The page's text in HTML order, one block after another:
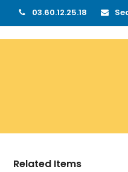
03.60.12.25.18
Related Items